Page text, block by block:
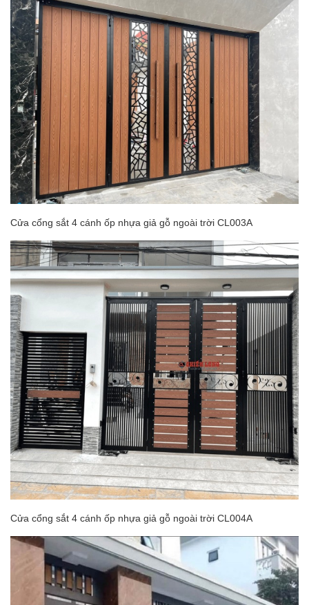
Cửa cổng sắt 4 cánh ốp nhựa giả gỗ ngoài trời CL003A
Cửa cổng sắt 4 cánh ốp nhựa giả gỗ ngoài trời CL004A